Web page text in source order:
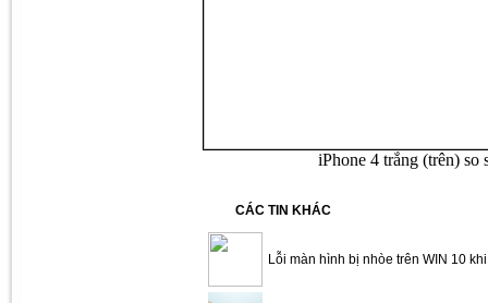
iPhone 4 trắng (trên) so
CÁC TIN KHÁC
Lỗi màn hình bị nhòe trên WIN 10